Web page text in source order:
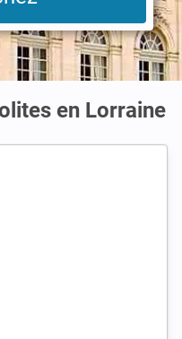
en Lorraine